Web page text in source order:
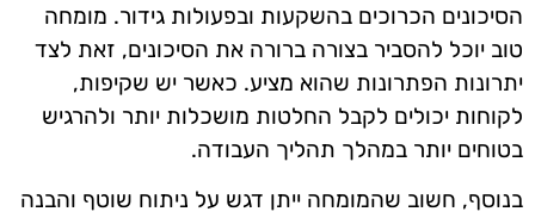
הסיכונים הכרוכים בהשקעות ובפעולות גידור. מומחה
טוב יוכל להסביר בצורה ברורה את הסיכונים, זאת לצד
יתרונות הפתרונות שהוא מציע. כאשר יש שקיפות,
לקוחות יכולים לקבל החלטות מושכלות יותר ולהרגיש
בטוחים יותר במהלך תהליך העבודה.
בנוסף, חשוב שהמומחה ייתן דגש על ניתוח שוטף והבנה